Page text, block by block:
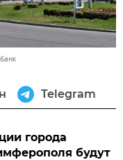
Telegram
города
будут